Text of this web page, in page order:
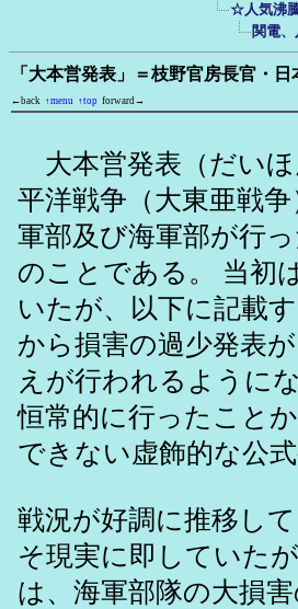
☆人気沸
関電
「大本営発表」＝枝野官房長官・日
←back ↑menu ↑top forward→
大本営発表（だい
平洋戦争（大東亜戦
軍部及び海軍部が行
のことである。 当初
いたが、以下に記載
から損害の過少発表
えが行われるように
恒常的に行ったこと
できない虚飾的な公
戦況が好調に推移し
そ現実に即していた
は、海軍部隊の大損